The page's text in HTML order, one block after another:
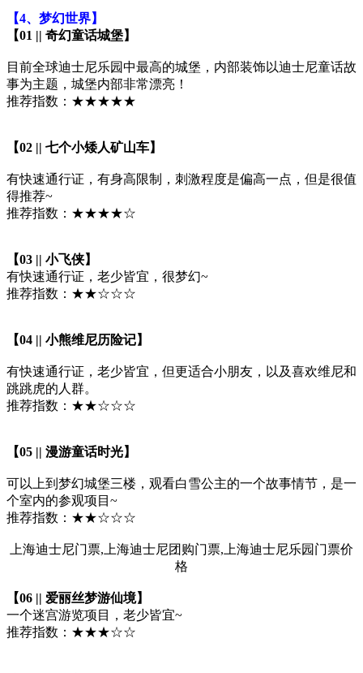
【4、梦幻世界】
【01 || 奇幻童话城堡】
目前全球迪士尼乐园中最高的城堡，内部装饰以迪士尼童话故
事为主题，城堡内部非常漂亮！
推荐指数：★★★★★
【02 || 七个小矮人矿山车】
有快速通行证，有身高限制，刺激程度是偏高一点，但是很值
得推荐~
推荐指数：★★★★☆
【03 || 小飞侠】
有快速通行证，老少皆宜，很梦幻~
推荐指数：★★☆☆☆
【04 || 小熊维尼历险记】
有快速通行证，老少皆宜，但更适合小朋友，以及喜欢维尼和
跳跳虎的人群。
推荐指数：★★☆☆☆
【05 || 漫游童话时光】
可以上到梦幻城堡三楼，观看白雪公主的一个故事情节，是一
个室内的参观项目~
推荐指数：★★☆☆☆
上海迪士尼门票,上海迪士尼团购门票,上海迪士尼乐园门票价
格
【06 || 爱丽丝梦游仙境】
一个迷宫游览项目，老少皆宜~
推荐指数：★★★☆☆